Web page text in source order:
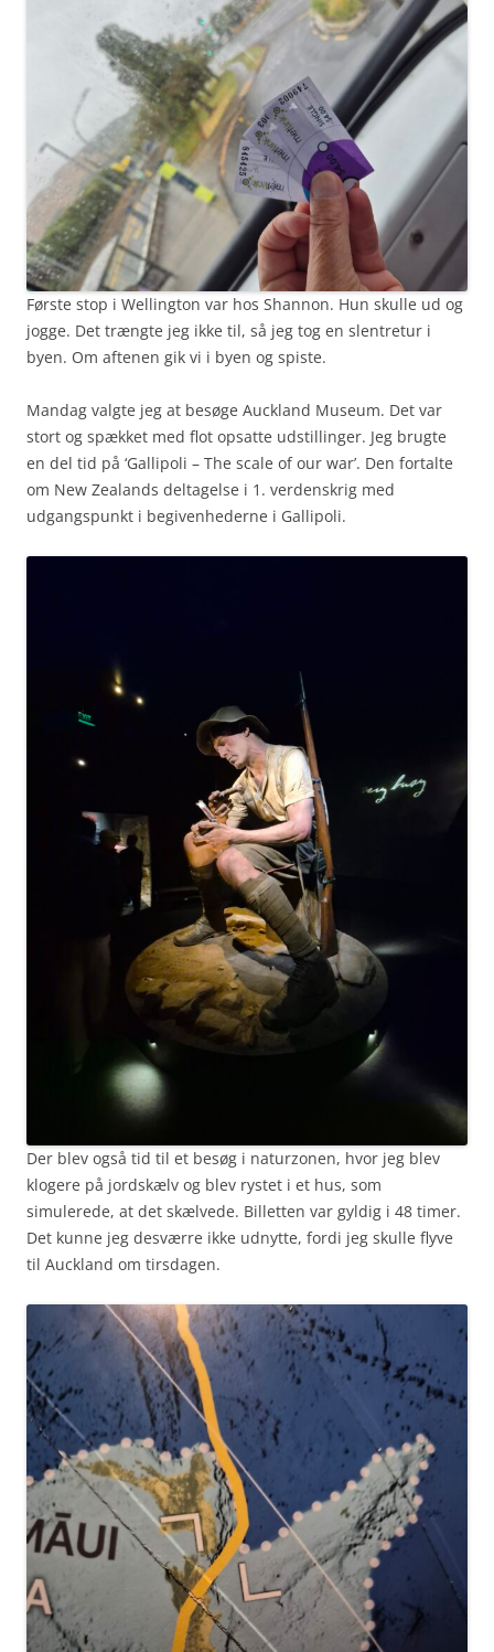
Første stop i Wellington var hos Shannon. Hun skulle ud og
jogge. Det trængte jeg ikke til, så jeg tog en slentretur i
byen. Om aftenen gik vi i byen og spiste.
Mandag valgte jeg at besøge Auckland Museum. Det var
stort og spækket med flot opsatte udstillinger. Jeg brugte
en del tid på ‘Gallipoli – The scale of our war’. Den fortalte
om New Zealands deltagelse i 1. verdenskrig med
udgangspunkt i begivenhederne i Gallipoli.
Der blev også tid til et besøg i naturzonen, hvor jeg blev
klogere på jordskælv og blev rystet i et hus, som
simulerede, at det skælvede. Billetten var gyldig i 48 timer.
Det kunne jeg desværre ikke udnytte, fordi jeg skulle flyve
til Auckland om tirsdagen.